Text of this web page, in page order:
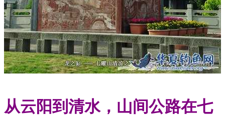
从云阳到清水，山间公路在七